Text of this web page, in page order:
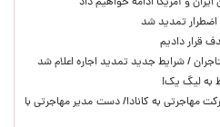
تمدید شد
قرار دادیم
/ شرایط جدید تمدید اجاره اعلام شد
به لیگ یک!
مهاجرتی به کانادا/ دست مدیر مهاجرتی با